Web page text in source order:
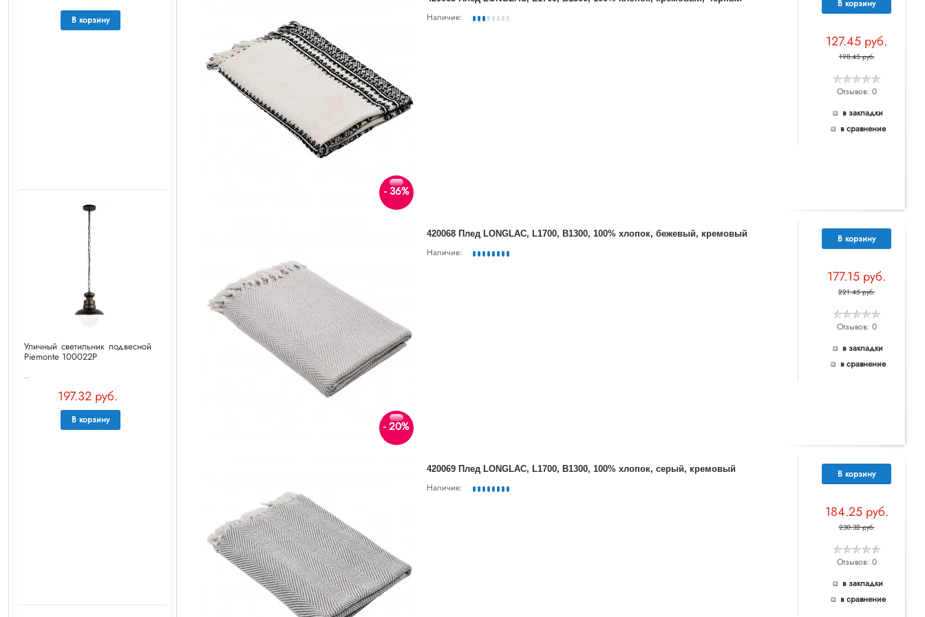
В корзину
Уличный светильник подвесной
Piemonte 100022P
..
197.32 руб.
В корзину
- 36%
Наличие:
В корзину
127.45 руб.
198.45 руб.
Отзывов: 0
в закладки
в сравнение
- 20%
420068 Плед LONGLAC, L1700, B1300, 100% хлопок, бежевый, кремовый
Наличие:
В корзину
177.15 руб.
221.45 руб.
Отзывов: 0
в закладки
в сравнение
420069 Плед LONGLAC, L1700, B1300, 100% хлопок, серый, кремовый
Наличие:
В корзину
184.25 руб.
230.32 руб.
Отзывов: 0
в закладки
в сравнение